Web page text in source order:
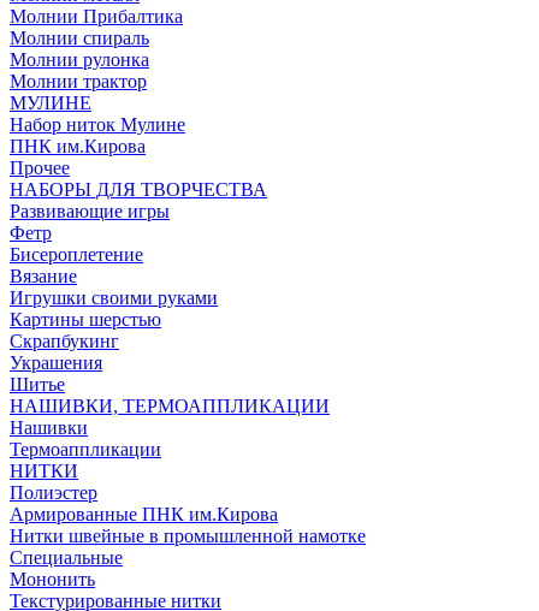
Молнии Прибалтика
Молнии спираль
Молнии рулонка
Молнии трактор
МУЛИНЕ
Набор ниток Мулине
ПНК им.Кирова
Прочее
НАБОРЫ ДЛЯ ТВОРЧЕСТВА
Развивающие игры
Фетр
Бисероплетение
Вязание
Игрушки своими руками
Картины шерстью
Скрапбукинг
Украшения
Шитье
НАШИВКИ, ТЕРМОАППЛИКАЦИИ
Нашивки
Термоаппликации
НИТКИ
Полиэстер
Армированные ПНК им.Кирова
Нитки швейные в промышленной намотке
Специальные
Мононить
Текстурированные нитки